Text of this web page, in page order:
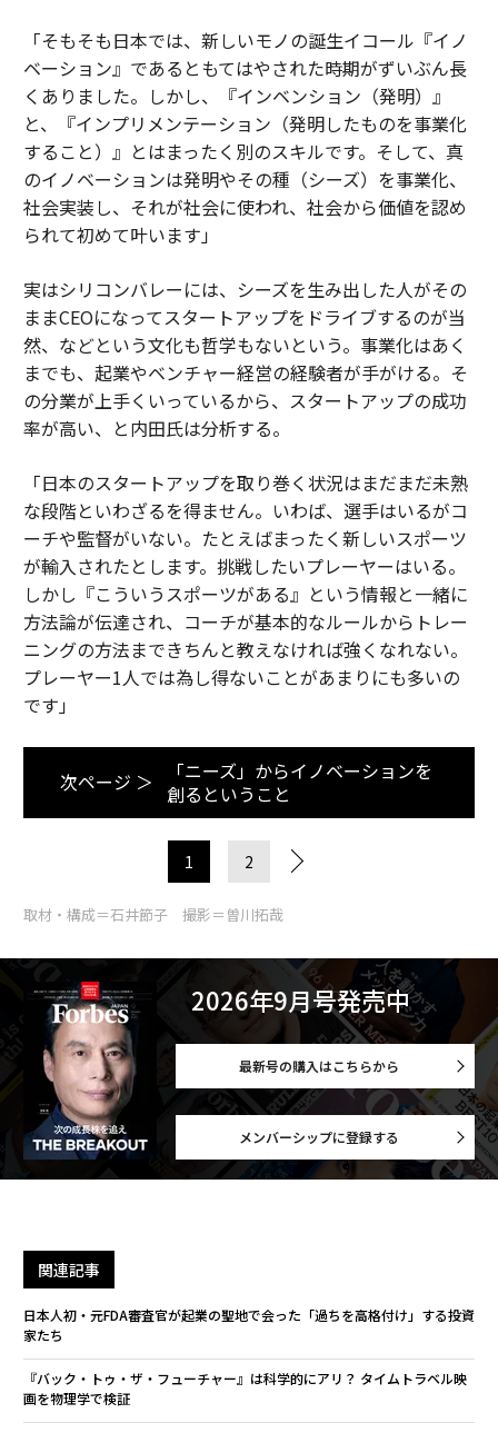
「そもそも日本では、新しいモノの誕生イコール『イノ
ベーション』であるともてはやされた時期がずいぶん長
くありました。しかし、『インベンション（発明）』
と、『インプリメンテーション（発明したものを事業化
すること）』とはまったく別のスキルです。そして、真
のイノベーションは発明やその種（シーズ）を事業化、
社会実装し、それが社会に使われ、社会から価値を認め
られて初めて叶います」
実はシリコンバレーには、シーズを生み出した人がその
ままCEOになってスタートアップをドライブするのが当
然、などという文化も哲学もないという。事業化はあく
までも、起業やベンチャー経営の経験者が手がける。そ
の分業が上手くいっているから、スタートアップの成功
率が高い、と内田氏は分析する。
「日本のスタートアップを取り巻く状況はまだまだ未熟
な段階といわざるを得ません。いわば、選手はいるがコ
ーチや監督がいない。たとえばまったく新しいスポーツ
が輸入されたとします。挑戦したいプレーヤーはいる。
しかし『こういうスポーツがある』という情報と一緒に
方法論が伝達され、コーチが基本的なルールからトレー
ニングの方法まできちんと教えなければ強くなれない。
プレーヤー1人では為し得ないことがあまりにも多いの
です」
次ページ ＞
「ニーズ」からイノベーションを
創るということ
1 2
取材・構成＝石井節子 撮影＝曽川拓哉
2026年9月号発売中
最新号の購入はこちらから
メンバーシップに登録する
関連記事
日本人初・元FDA審査官が起業の聖地で会った「過ちを高格付け」する投資
家たち
『バック・トゥ・ザ・フューチャー』は科学的にアリ？ タイムトラベル映
画を物理学で検証